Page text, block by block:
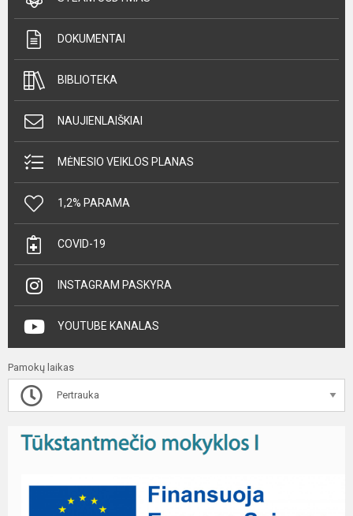
DOKUMENTAI
BIBLIOTEKA
NAUJIENLAIŠKIAI
MĖNESIO VEIKLOS PLANAS
1,2% PARAMA
COVID-19
INSTAGRAM PASKYRA
YOUTUBE KANALAS
Pamokų laikas
Pertrauka